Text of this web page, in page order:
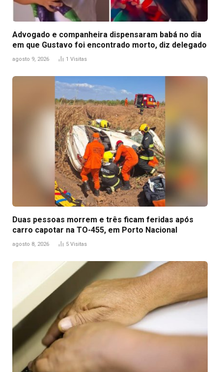
Advogado e companheira dispensaram babá no dia
em que Gustavo foi encontrado morto, diz delegado
agosto 9, 2026 1 Visitas
Duas pessoas morrem e três ficam feridas após
carro capotar na TO-455, em Porto Nacional
agosto 8, 2026 5 Visitas